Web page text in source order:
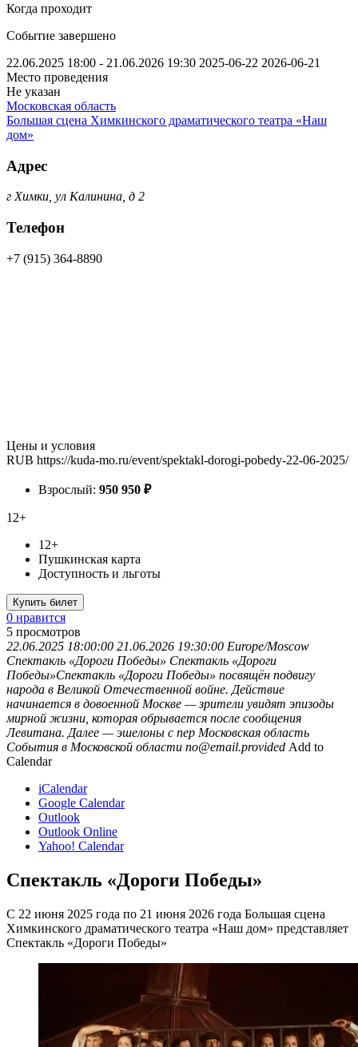
Когда проходит
Событие завершено
22.06.2025 18:00 - 21.06.2026 19:30 2025-06-22 2026-06-21
Место проведения
Не указан
Московская область
Большая сцена Химкинского драматического театра «Наш
дом»
Адрес
г Химки, ул Калинина, д 2
Телефон
+7 (915) 364-8890
Цены и условия
RUB https://kuda-mo.ru/event/spektakl-dorogi-pobedy-22-06-2025/
Взрослый: 950 950 ₽
12+
12+
Пушкинская карта
Доступность и льготы
Купить билет
0 нравится
5 просмотров
22.06.2025 18:00:00 21.06.2026 19:30:00 Europe/Moscow
Спектакль «Дороги Победы» Спектакль «Дороги
Победы»Спектакль «Дороги Победы» посвящён подвигу
народа в Великой Отечественной войне. Действие
начинается в довоенной Москве — зрители увидят эпизоды
мирной жизни, которая обрывается после сообщения
Левитана. Далее — эшелоны с пер Московская область
События в Московской области no@email.provided Add to
Calendar
iCalendar
Google Calendar
Outlook
Outlook Online
Yahoo! Calendar
Спектакль «Дороги Победы»
С 22 июня 2025 года по 21 июня 2026 года Большая сцена
Химкинского драматического театра «Наш дом» представляет
Спектакль «Дороги Победы»